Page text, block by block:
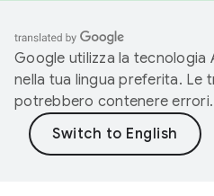
Google utilizza la
nella tua lingua preferita. Le
potrebbero contenere errori.